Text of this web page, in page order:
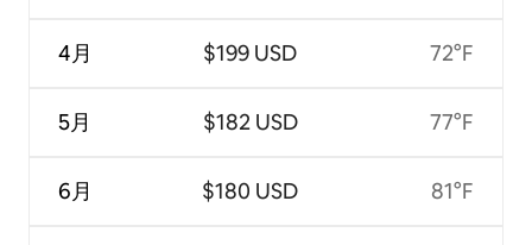
4月
5月
6月
$199 USD
$182 USD
$180 USD
72°F
77°F
81°F